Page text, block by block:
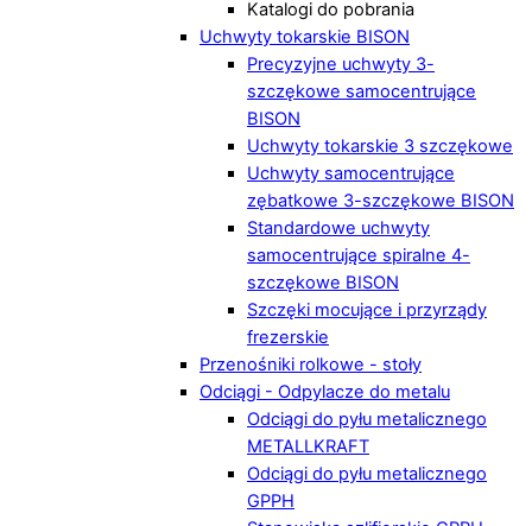
Katalogi do pobrania
Uchwyty tokarskie BISON
Precyzyjne uchwyty 3-
szczękowe samocentrujące
BISON
Uchwyty tokarskie 3 szczękowe
Uchwyty samocentrujące
zębatkowe 3-szczękowe BISON
Standardowe uchwyty
samocentrujące spiralne 4-
szczękowe BISON
Szczęki mocujące i przyrządy
frezerskie
Przenośniki rolkowe - stoły
Odciągi - Odpylacze do metalu
Odciągi do pyłu metalicznego
METALLKRAFT
Odciągi do pyłu metalicznego
GPPH